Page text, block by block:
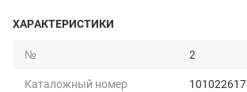
ХАРАКТЕРИСТИКИ
№
2
Каталожный номер
101022617